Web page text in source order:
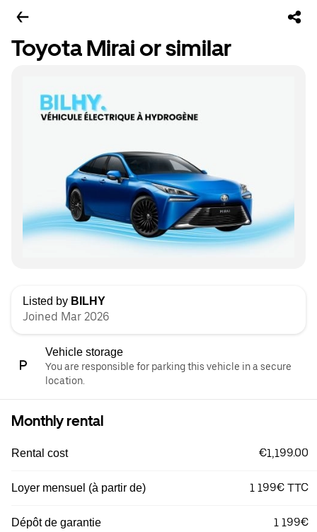
Toyota Mirai or similar
Listed by BILHY
Joined Mar 2026
Vehicle storage
You are responsible for parking this vehicle in a secure
location.
Monthly rental
Rental cost €1,199.00
Loyer mensuel (à partir de) 1 199€ TTC
Dépôt de garantie 1 199€